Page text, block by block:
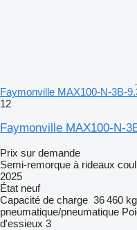
Faymonville MAX100-N-3B-
12
Faymonville MAX100-N-
Prix sur demande
Semi-remorque à rideaux
2025
État neuf
Capacité de charge 36 460 kg
pneumatique/pneumatique
d'essieux 3